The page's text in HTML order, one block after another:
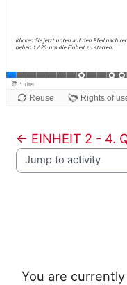
← EINHEIT 2 - 4.
Jump to activity
You are